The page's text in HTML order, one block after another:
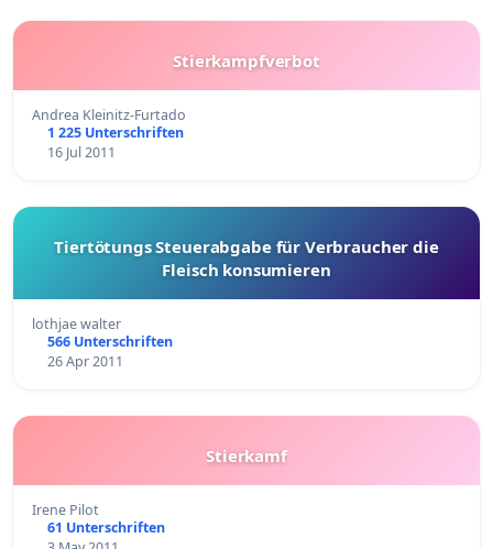
Stierkampfverbot
Andrea Kleinitz-Furtado
1 225 Unterschriften
16 Jul 2011
Tiertötungs Steuerabgabe für Verbraucher die
Fleisch konsumieren
lothjae walter
566 Unterschriften
26 Apr 2011
Stierkamf
Irene Pilot
61 Unterschriften